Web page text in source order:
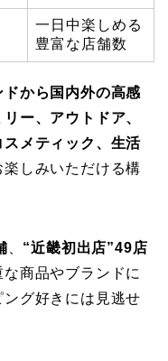
一日中楽しめる
豊富な店舗数
から国内外の高感
ー、アウトドア、
メティック、生活
しみいただける構
“近畿初出店”49店
商品やブランドに
グ好きには見逃せ